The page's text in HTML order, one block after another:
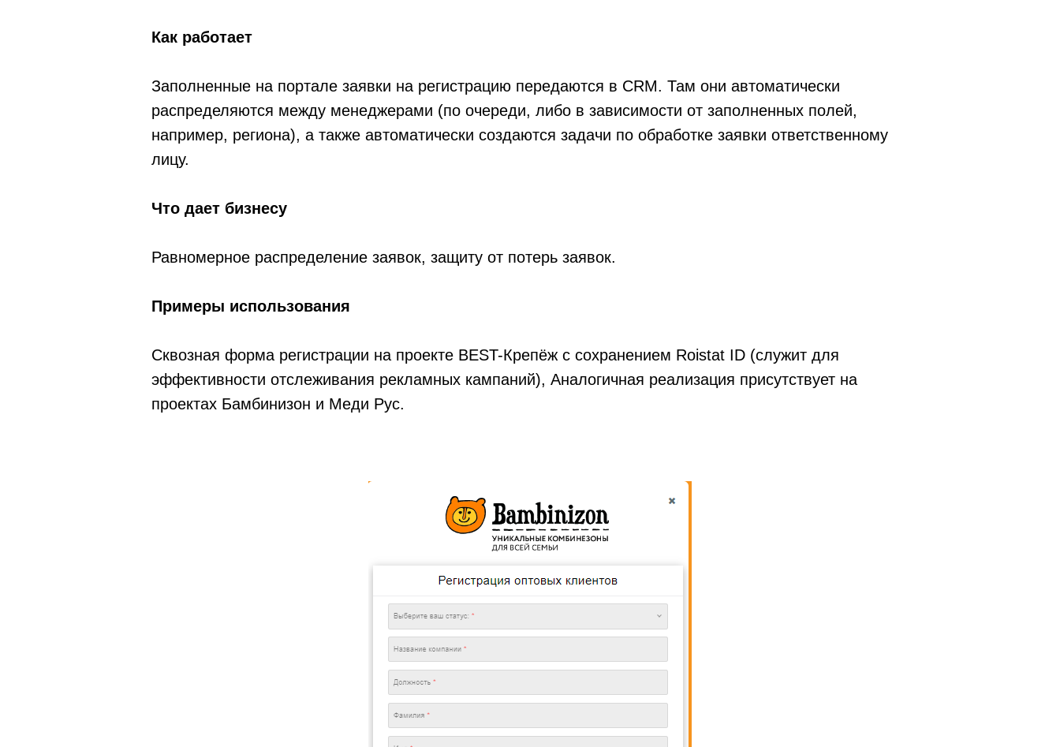
Как работает
Заполненные на портале заявки на регистрацию передаются в CRM. Там они автоматически
распределяются между менеджерами (по очереди, либо в зависимости от заполненных полей,
например, региона), а также автоматически создаются задачи по обработке заявки ответственному
лицу.
Что дает бизнесу
Равномерное распределение заявок, защиту от потерь заявок.
Примеры использования
Сквозная форма регистрации на проекте BEST-Крепёж с сохранением Roistat ID (служит для
эффективности отслеживания рекламных кампаний), Аналогичная реализация присутствует на
проектах Бамбинизон и Меди Рус.